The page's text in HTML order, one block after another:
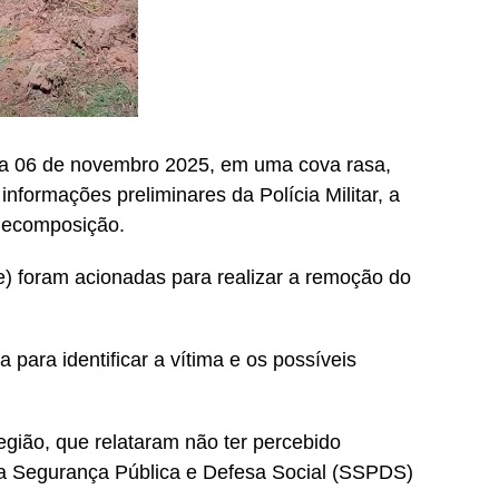
06 de novembro 2025, em uma cova rasa,
preliminares da Polícia Militar, a
foram acionadas para realizar a remoção do
para identificar a vítima e os possíveis
que relataram não ter percebido
Pública e Defesa Social (SSPDS)